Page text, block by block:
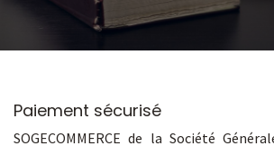
Paiement sécurisé
SOGECOMMERCE de la Société